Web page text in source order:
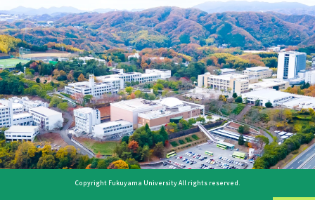
Copyright Fukuyama University All rights reserved.